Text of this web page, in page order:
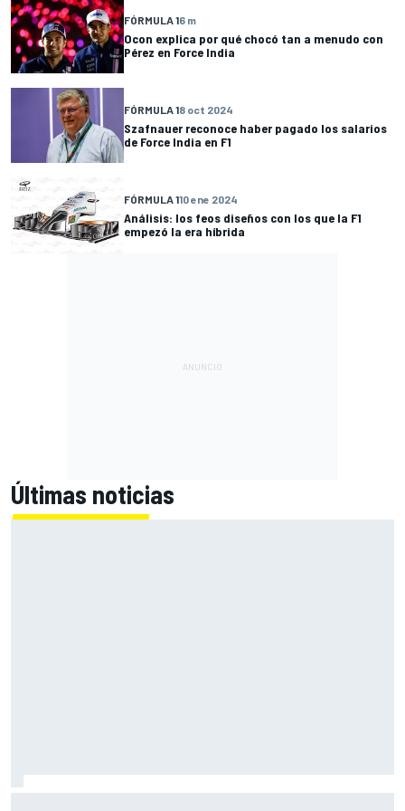
FÓRMULA 16 m
Ocon explica por qué chocó tan a menudo con
Pérez en Force India
FÓRMULA 18 oct 2024
Szafnauer reconoce haber pagado los salarios
de Force India en F1
FÓRMULA 110 ene 2024
Análisis: los feos diseños con los que la F1
empezó la era híbrida
Últimas noticias